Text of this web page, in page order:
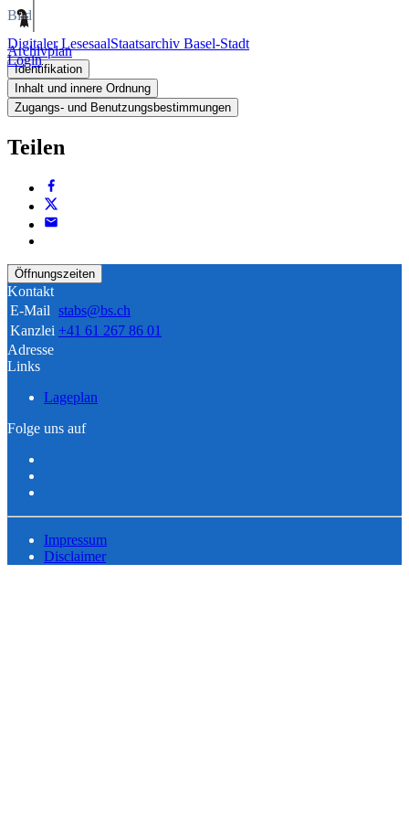
Digitaler LesesaalStaatsarchiv Basel-Stadt
Login
Bild
Archivplan
Identifikation
Inhalt und innere Ordnung
Zugangs- und Benutzungsbestimmungen
Teilen
Öffnungszeiten
Kontakt
E-Mail stabs@bs.ch
Kanzlei +41 61 267 86 01
Adresse
Links
Lageplan
Folge uns auf
Impressum
Disclaimer